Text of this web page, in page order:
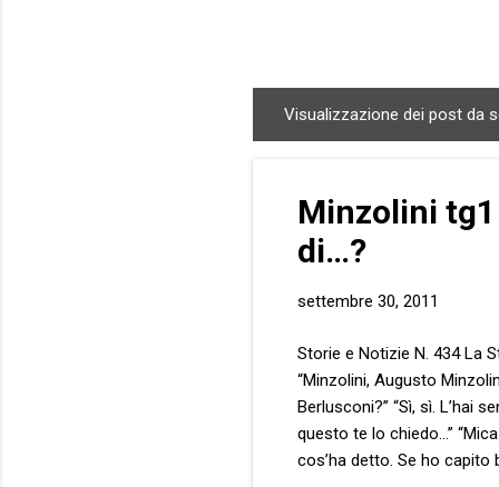
Visualizzazione dei post da
Minzolini
di…?
settembre 30, 2011
Storie e Notizie N. 434 La
“Minzolini, Augusto
Berlusconi?” “Sì, sì. L’hai
questo te lo chiedo…”
cos’ha detto. Se ho